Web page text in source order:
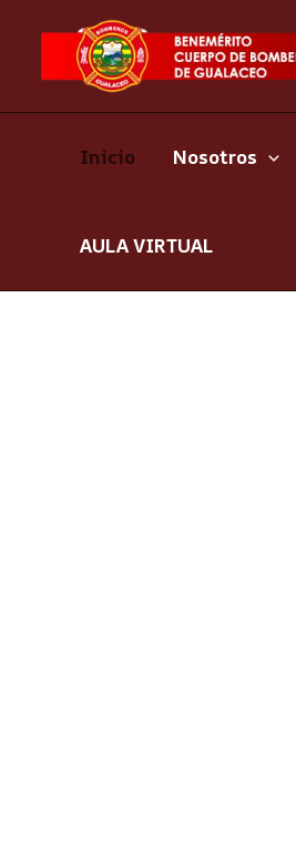
contenido
Inicio Nosotros
AULA VIRTUAL